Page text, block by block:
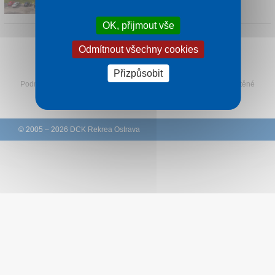
Kontakt
Sledujte Rekreu na Facebooku
Podmínky Ochrana osobních údajů zákazníků
Tištěné
© 2005 – 2026 DCK Rekrea Ostrava
OK, přijmout vše
Odmítnout všechny cookies
Přizpůsobit